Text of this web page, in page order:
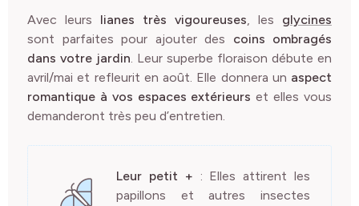
Avec leurs lianes très vigoureuses , les glycines
sont parfaites pour ajouter des coins ombragés
dans votre jardin . Leur superbe floraison débute en
avril/mai et refleurit en août. Elle donnera un aspect
romantique à vos espaces extérieurs et elles vous
demanderont très peu d’entretien.
Leur petit + : Elles attirent les
papillons et autres insectes